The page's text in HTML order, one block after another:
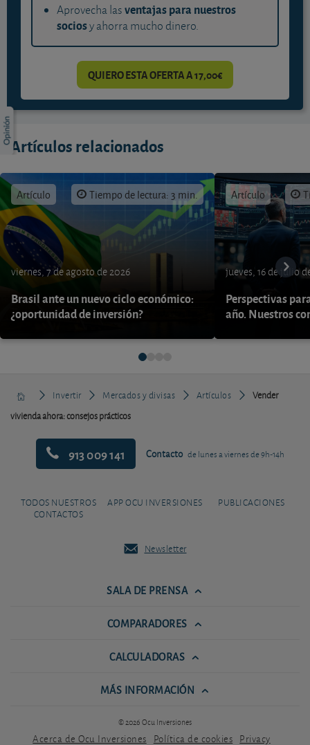
Aprovecha lasventajas para nuestros
sociosy ahorra mucho dinero.
QUIERO ESTA OFERTA A 17,00€
Artículos relacionados
Artículo Tiempo de lectura: 3 min.
viernes, 7 de agosto de 2026
Brasil ante un nuevo ciclo económico:
¿oportunidad de inversión?
Artículo
jueves, 16 de julio
Perspectivas
año. Nuestros
Invertir Mercados y divisas Artículos
Vender
vivienda ahora: consejos prácticos
913 009 141 Contacto de lunes a viernes de 9h-14h
TODOS NUESTROS
CONTACTOS
APP OCU INVERSIONES PUBLICACIONES
Newsletter
SALA DE PRENSA
COMPARADORES
CALCULADORAS
MÁS INFORMACIÓN
© 2026 Ocu Inversiones
Acerca de Ocu Inversiones Política de cookies Privacy